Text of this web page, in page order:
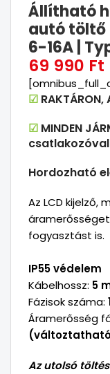
Állítható
autó töltő
6-16A |
69 990 Ft
☑ RAKTÁRON,
☑ MINDEN
Hordozható
Az LCD kijelző,
fogyasztást is.
IP55 védelem
Kábelhossz: 5
Fázisok száma:
Áramerősség
Az utolsó